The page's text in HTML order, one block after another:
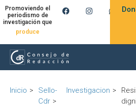
Promoviendo el
periodismo de
investigación que
produce
Inicio
Sello-
Cdr
Investigacion